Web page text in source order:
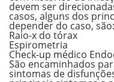
devem ser
casos, alguns dos
depender do caso, são:
Raio-x do tórax
Espirometria
Check-up médico
São encaminhados
sintomas de